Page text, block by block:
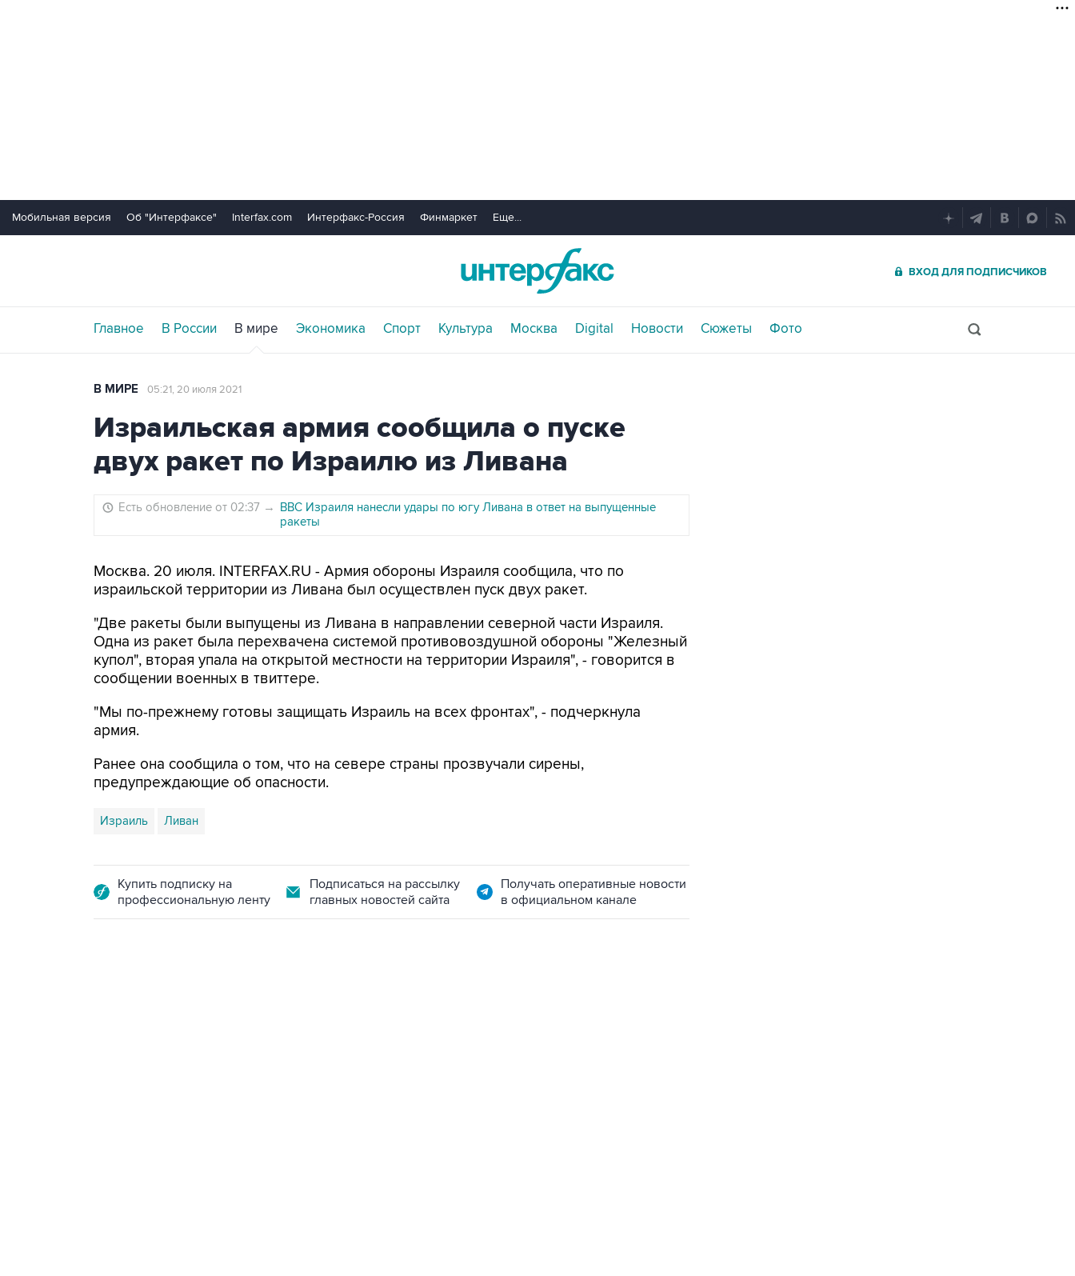
Мобильная версия Об "Интерфаксе" Interfax.com Интерфакс-Россия Финмаркет Еще...
ВХОД ДЛЯ ПОДПИСЧИКОВ
Главное В России В мире Экономика Спорт Культура Москва Digital Новости Сюжеты Фото
В МИРЕ 05:21, 20 июля 2021
Израильская армия сообщила о пуске
двух ракет по Израилю из Ливана
Есть обновление от 02:37 → ВВС Израиля нанесли удары по югу Ливана в ответ на выпущенные
ракеты
Москва. 20 июля. INTERFAX.RU - Армия обороны Израиля сообщила, что по
израильской территории из Ливана был осуществлен пуск двух ракет.
"Две ракеты были выпущены из Ливана в направлении северной части Израиля.
Одна из ракет была перехвачена системой противовоздушной обороны "Железный
купол", вторая упала на открытой местности на территории Израиля", - говорится в
сообщении военных в твиттере.
"Мы по-прежнему готовы защищать Израиль на всех фронтах", - подчеркнула
армия.
Ранее она сообщила о том, что на севере страны прозвучали сирены,
предупреждающие об опасности.
Израиль Ливан
Купить подписку на
профессиональную ленту
Подписаться на рассылку
главных новостей сайта
Получать оперативные новости
в официальном канале